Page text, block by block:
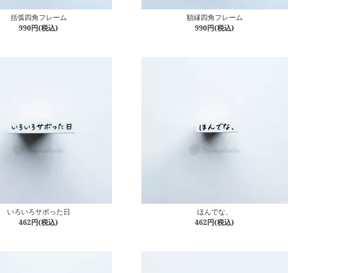
括弧四角フレーム
990円(税込)
額縁四角フレーム
990円(税込)
いろいろサボった日
462円(税込)
ほんでな、
462円(税込)